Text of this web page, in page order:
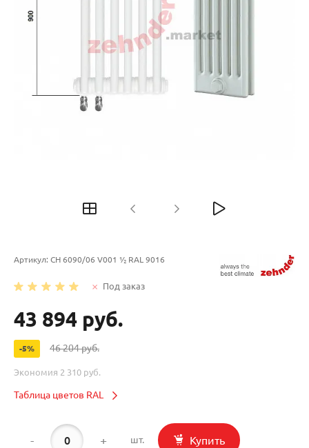
Артикул: CH 6090/06 V001 ½ RAL 9016
Под заказ
43 894 руб.
-5% 46 204 руб.
Экономия 2 310 руб.
Таблица цветов RAL
- + шт. Купить